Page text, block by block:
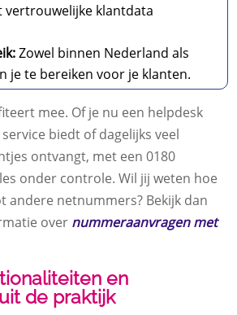
vertrouwelijke klantdata
Zowel binnen Nederland als
je te bereiken voor je klanten.
mee. Of je nu een helpdesk
biedt of dagelijks veel
ontvangt, met een 0180
onder controle. Wil jij weten hoe
andere netnummers? Bekijk dan
over nummeraanvragen met
en
de praktijk